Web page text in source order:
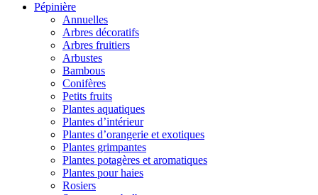
Pépinière
Annuelles
Arbres décoratifs
Arbres fruitiers
Arbustes
Bambous
Conifères
Petits fruits
Plantes aquatiques
Plantes d’intérieur
Plantes d’orangerie et exotiques
Plantes grimpantes
Plantes potagères et aromatiques
Plantes pour haies
Rosiers